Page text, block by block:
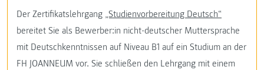
Der Zertifikatslehrgang „Studienvorbereitung Deutsch“
bereitet Sie als Bewerber:in nicht-deutscher Muttersprache
mit Deutschkenntnissen auf Niveau B1 auf ein Studium an der
FH JOANNEUM vor. Sie schließen den Lehrgang mit einem